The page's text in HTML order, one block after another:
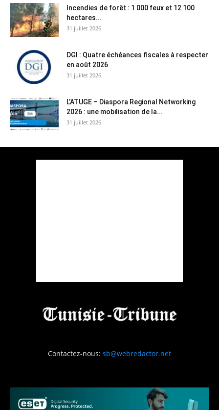
Incendies de forêt : 1 000 feux et 12 100
hectares...
31 juillet 2026
DGI : Quatre échéances fiscales à respecter
en août 2026
31 juillet 2026
L’ATUGE – Diaspora Regional Networking
2026 : une mobilisation de la...
31 juillet 2026
Contactez-nous: sb@webredactor.net